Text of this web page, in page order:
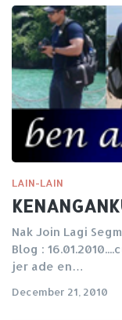
LAIN-LAIN
Nak Join Lagi
Blog :
jer ade en…
December 21, 2010